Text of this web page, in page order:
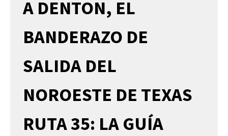
A DENTON, EL
BANDERAZO DE
SALIDA DEL
NOROESTE DE TEXAS
RUTA 35: LA GUÍA